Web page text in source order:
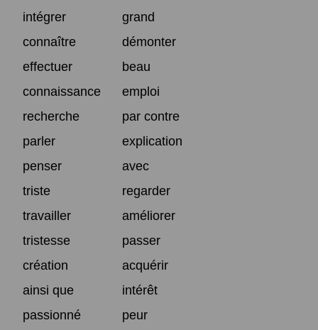
intégrer
grand
connaître
démonter
effectuer
beau
connaissance
emploi
recherche
par contre
parler
explication
penser
avec
triste
regarder
travailler
améliorer
tristesse
passer
création
acquérir
ainsi que
intérêt
passionné
peur